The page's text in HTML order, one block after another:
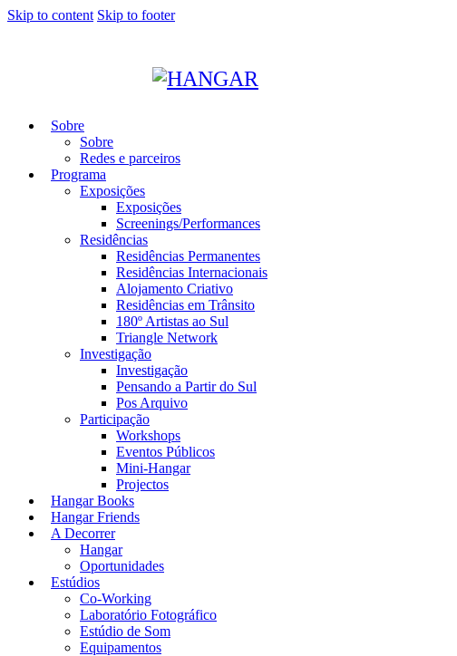
Skip to content Skip to footer
Sobre
Sobre
Redes e parceiros
Programa
Exposições
Exposições
Screenings/Performances
Residências
Residências Permanentes
Residências Internacionais
Alojamento Criativo
Residências em Trânsito
180º Artistas ao Sul
Triangle Network
Investigação
Investigação
Pensando a Partir do Sul
Pos Arquivo
Participação
Workshops
Eventos Públicos
Mini-Hangar
Projectos
Hangar Books
Hangar Friends
A Decorrer
Hangar
Oportunidades
Estúdios
Co-Working
Laboratório Fotográfico
Estúdio de Som
Equipamentos